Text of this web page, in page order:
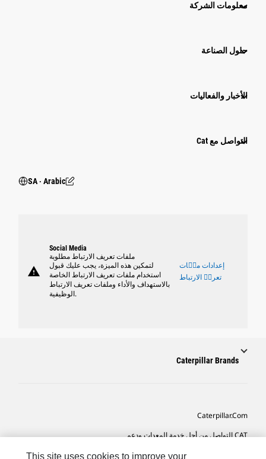
معلومات الشركة
حلول الصناعة
الأخبار والفعاليات
التواصل مع Cat
SA ‧ Arabic
warning
Social Media
ملفات تعريف الارتباط مطلوبة
لتمكين هذه الميزة، يجب عليك قبول
استخدام ملفات تعريف الارتباط الخاصة
بالاستهداف والأداء وملفات تعريف الارتباط
الوظيفية.
إعدادات ملٝات
تعريٝ الارتباط
Caterpillar Brands
Caterpillar.com
CAT التواصل من أجل خدمة المعدات ودعم
تفضيلات التسويق الخاصة بيThis site uses cookies to improve your